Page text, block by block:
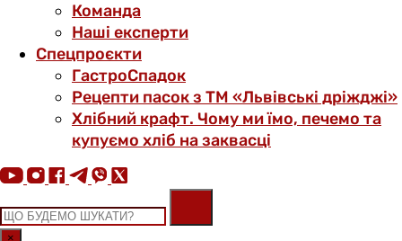
Команда
Наші експерти
Спецпроєкти
ГастроСпадок
Рецепти пасок з ТМ «Львівські дріжджі»
Хлібний крафт. Чому ми їмо, печемо та
купуємо хліб на заквасці
×